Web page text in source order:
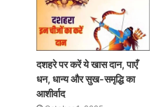
दशहरे पर करें ये खास दान, पाएँ
धन, धान्य और सुख-समृद्धि का
आशीर्वाद